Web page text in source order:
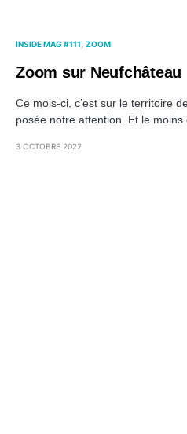
INSIDE MAG #111 ZOOM
Zoom sur Neufchâteau
Ce mois-ci, c’est sur le territoire
posée notre attention. Et le moins
3 OCTOBRE 2022